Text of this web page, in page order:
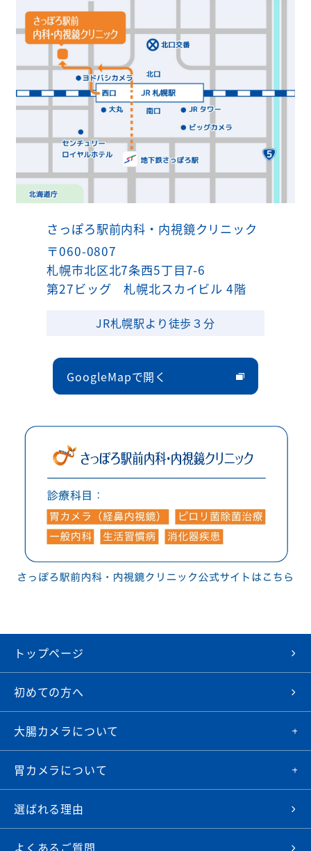
さっぽろ駅前内科・内視鏡クリニック
〒060-0807
札幌市北区北7条西5丁目7-6
第27ビッグ 札幌北スカイビル 4階
JR札幌駅より徒歩３分
GoogleMapで開く
トップページ
初めての方へ
大腸カメラについて
胃カメラについて
選ばれる理由
よくあるご質問